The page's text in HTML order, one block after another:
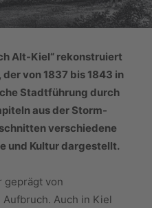
Alt-Kiel“ rekonstruiert
von 1837 bis 1843 in
Stadtführung durch
aus der Storm-
verschiedene
und Kultur dargestellt.
geprägt von
Auch in Kiel